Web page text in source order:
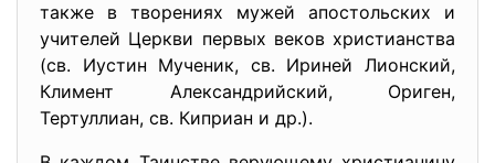
также в творениях мужей апостольских и
учителей Церкви первых веков христианства
(св. Иустин Мученик, св. Ириней Лионский,
Климент Александрийский, Ориген,
Тертуллиан, св. Киприан и др.).